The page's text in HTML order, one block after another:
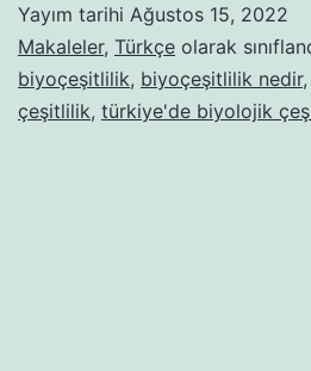
Neden
Yayım tarihi Ağustos 15, 2022
Makaleler, Türkçe olarak
biyoçeşitlilik, biyoçeşitlilik nedir,
çeşitlilik, türkiye'de biyolojik